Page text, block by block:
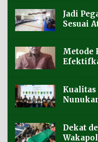
Jadi
Sesuai
Metode
Kualitas
Dekat